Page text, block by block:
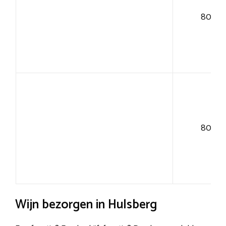
80+
80+
Wijn bezorgen in Hulsberg